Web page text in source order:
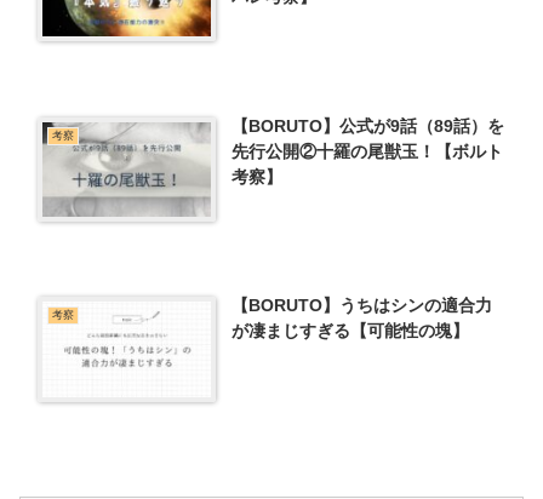
考察
【BORUTO】公式が9話（89話）を
先行公開②十羅の尾獣玉！【ボルト
考察】
考察
【BORUTO】うちはシンの適合力
が凄まじすぎる【可能性の塊】